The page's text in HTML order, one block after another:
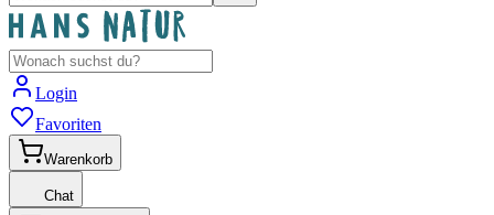
Login
Favoriten
Warenkorb
Chat